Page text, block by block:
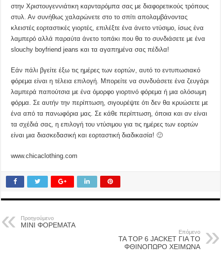
στην Χριστουγεννιάτικη καρνταρόμπα σας με διαφορετικούς τρόπους
στυλ. Αν συνήθως χαλαρώνετε στο το σπίτι απολαμβάνοντας
κλειστές εορταστικές γιορτές, επιλέξτε ένα άνετο ντύσιμο, ίσως ένα
λαμπερό αλλά παραύτα άνετο τοπάκι που θα το συνδιάσετε με ένα
slouchy boyfriend jeans και τα αγαπημένα σας πέδιλα!
Εάν πάλι βγείτε έξω τις ημέρες των εορτών, αυτό το εντυπωσιακό
φόρεμα είναι η τέλεια επιλογή. Μπορείτε να συνδυάσετε ένα ζευγάρι
λαμπερά παπούτσια με ένα όμορφο γιορτινό φόρεμα ή μια ολόσωμη
φόρμα. Σε αυτήν την περίπτωση, σιγουρέψτε ότι δεν θα κρυώσετε με
ένα από τα πανωφόρια μας. Σε κάθε περίπτωση, όποια και αν είναι
τα σχέδιά σας, η επιλογή του ντύσιμου για τις ημέρες των εορτών
είναι μια διασκεδασική και εορταστική διαδικασία! 🙂
www.chicaclothing.com
Προηγούμενο
ΜΙΝΙ ΦΟΡΕΜΑΤΑ
Επόμενο
ΤΑ TOP 6 JACKET ΓΙΑ ΤΟ
ΦΘΙΝΟΠΩΡΟ ΧΕΙΜΩΝΑ